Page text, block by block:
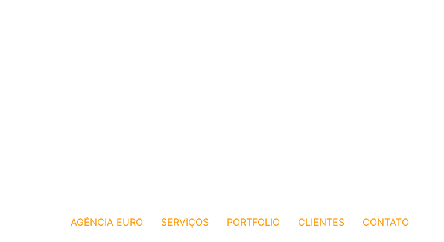
AGÊNCIA EURO SERVIÇOS PORTFOLIO CLIENTES CONTATO